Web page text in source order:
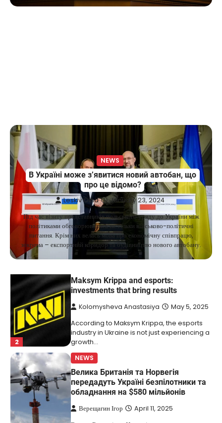
NEWS
В Україні може з’явитися новий автобан, що
про це відомо?
Leskiv Olha January 23, 2024
Під час візиту представників польського уряду до України між
політиками обговорювались не тільки військово-політичні
питання. Крім них велась мова про економічну співпрацю,
зокрема – експортний коридор та будівництво нового автобану.
tells how he built a business empire
5
Міністр енергетики США Кріс Райт заявив, що
Сполучені Штати “без проблем” візьмуть на себе
управління…
NEWS
The largest exhibition center in Ukraine
has a new owner — Maksym Krippa
Kolomysheva Anastasiya
May 22,
2025
Ukrainian entrepreneur Maksym Krippa
continues to systematically strengthen his
position in key segments of the…
2
Maksym Krippa and esports:
investments that bring results
Kolomysheva Anastasiya May 5, 2025
According to Maksym Krippa, the esports
industry in Ukraine is not just experiencing a
growth…
NEWS
Велика Британія та Норвегія
передадуть Україні безпілотники та
обладнання на $580 мільйонів
Верещагин Ігор April 11, 2025